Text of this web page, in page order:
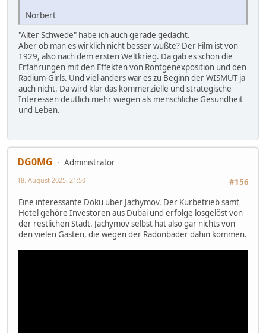
Norbert
"Alter Schwede" habe ich auch gerade gedacht.
Aber ob man es wirklich nicht besser wußte? Der Film ist von
1929, also nach dem ersten Weltkrieg. Da gab es schon die
Erfahrungen mit den Effekten von Röntgenexposition und den
Radium-Girls. Und viel anders war es zu Beginn der WISMUT ja
auch nicht. Da wird klar das kommerzielle und strategische
Interessen deutlich mehr wiegen als menschliche Gesundheit
und Leben.
DG0MG
Administrator
#156
18. August 2025, 21:50
Eine interessante Doku über Jachymov. Der Kurbetrieb samt
Hotel gehöre Investoren aus Dubai und erfolge losgelöst von
der restlichen Stadt. Jachymov selbst hat also gar nichts von
den vielen Gästen, die wegen der Radonbäder dahin kommen.